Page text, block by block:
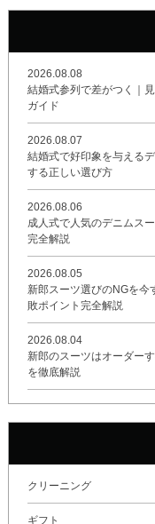
2026.08.08
結婚式参列で差がつく｜
ガイド
2026.08.07
結婚式で好印象を与える
する正しい選び方
2026.08.06
成人式で人気のデニムス
完全解説
2026.08.05
新郎スーツ選びのNGを今
敗ポイント完全解説
2026.08.04
新郎のスーツはオーダー
を徹底解説
クリーニング
ギフト